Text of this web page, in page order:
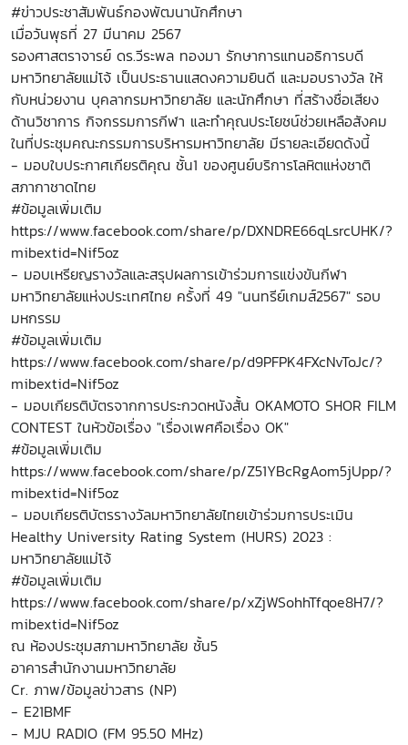
#ข่าวประชาสัมพันธ์กองพัฒนานักศึกษา
เมื่อวันพุธที่ 27 มีนาคม 2567
รองศาสตราจารย์ ดร.วีระพล ทองมา รักษาการแทนอธิการบดี
มหาวิทยาลัยแม่โจ้ เป็นประธานแสดงความยินดี และมอบรางวัล ให้
กับหน่วยงาน บุคลากรมหาวิทยาลัย และนักศึกษา ที่สร้างชื่อเสียง
ด้านวิชาการ กิจกรรมการกีฬา และทำคุณประโยชน์ช่วยเหลือสังคม
ในที่ประชุมคณะกรรมการบริหารมหาวิทยาลัย มีรายละเอียดดังนี้
- มอบใบประกาศเกียรติคุณ ชั้น1 ของศูนย์บริการโลหิตแห่งชาติ
สภากาชาดไทย
#ข้อมูลเพิ่มเติม
https://www.facebook.com/share/p/DXNDRE66qLsrcUHK/?
mibextid=Nif5oz
- มอบเหรียญรางวัลและสรุปผลการเข้าร่วมการแข่งขันกีฬา
มหาวิทยาลัยแห่งประเทศไทย ครั้งที่ 49 "นนทรีย์เกมส์2567" รอบ
มหกรรม
#ข้อมูลเพิ่มเติม
https://www.facebook.com/share/p/d9PFPK4FXcNvToJc/?
mibextid=Nif5oz
- มอบเกียรติบัตรจากการประกวดหนังสั้น OKAMOTO SHOR FILM
CONTEST ในหัวข้อเรื่อง "เรื่องเพศคือเรื่อง OK"
#ข้อมูลเพิ่มเติม
https://www.facebook.com/share/p/Z51YBcRgAom5jUpp/?
mibextid=Nif5oz
- มอบเกียรติบัตรรางวัลมหาวิทยาลัยไทยเข้าร่วมการประเมิน
Healthy University Rating System (HURS) 2023 :
มหาวิทยาลัยแม่โจ้
#ข้อมูลเพิ่มเติม
https://www.facebook.com/share/p/xZjWSohhTfqoe8H7/?
mibextid=Nif5oz
ณ ห้องประชุมสภามหาวิทยาลัย ชั้น5
อาคารสำนักงานมหาวิทยาลัย
Cr. ภาพ/ข้อมูลข่าวสาร (NP)
- E21BMF
- MJU RADIO (FM 95.50 MHz)